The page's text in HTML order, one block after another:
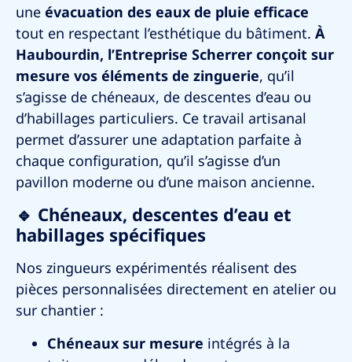
une évacuation des eaux de pluie efficace
tout en respectant l’esthétique du bâtiment. À
Haubourdin, l’Entreprise Scherrer conçoit sur
mesure vos éléments de zinguerie, qu’il
s’agisse de chéneaux, de descentes d’eau ou
d’habillages particuliers. Ce travail artisanal
permet d’assurer une adaptation parfaite à
chaque configuration, qu’il s’agisse d’un
pavillon moderne ou d’une maison ancienne.
🔹 Chéneaux, descentes d’eau et
habillages spécifiques
Nos zingueurs expérimentés réalisent des
pièces personnalisées directement en atelier ou
sur chantier :
Chéneaux sur mesure intégrés à la